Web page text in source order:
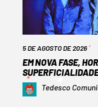
5 DE AGOSTO DE 2026
EM NOVA FASE,
Tedesco